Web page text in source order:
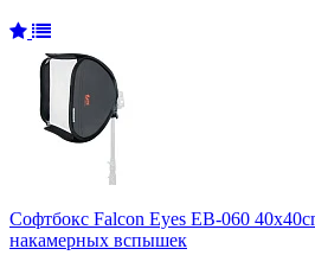
Софтбокс Falcon Eyes EB-060
накамерных вспышек